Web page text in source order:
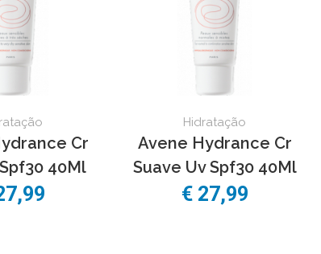
Cr
40Ml
Hidratação
Avene Hydrance Cr
Suave Uv Spf30 40Ml
€ 27,99